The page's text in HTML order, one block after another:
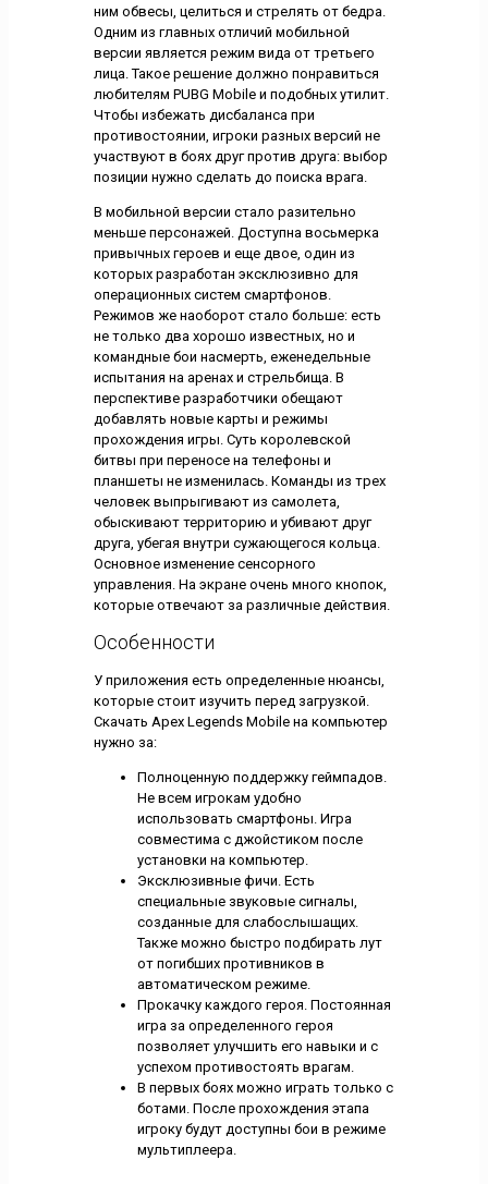
ним обвесы, целиться и стрелять от бедра.
Одним из главных отличий мобильной
версии является режим вида от третьего
лица. Такое решение должно понравиться
любителям PUBG Mobile и подобных утилит.
Чтобы избежать дисбаланса при
противостоянии, игроки разных версий не
участвуют в боях друг против друга: выбор
позиции нужно сделать до поиска врага.
В мобильной версии стало разительно
меньше персонажей. Доступна восьмерка
привычных героев и еще двое, один из
которых разработан эксклюзивно для
операционных систем смартфонов.
Режимов же наоборот стало больше: есть
не только два хорошо известных, но и
командные бои насмерть, еженедельные
испытания на аренах и стрельбища. В
перспективе разработчики обещают
добавлять новые карты и режимы
прохождения игры. Суть королевской
битвы при переносе на телефоны и
планшеты не изменилась. Команды из трех
человек выпрыгивают из самолета,
обыскивают территорию и убивают друг
друга, убегая внутри сужающегося кольца.
Основное изменение сенсорного
управления. На экране очень много кнопок,
которые отвечают за различные действия.
Особенности
У приложения есть определенные нюансы,
которые стоит изучить перед загрузкой.
Скачать Apex Legends Mobile на компьютер
нужно за:
Полноценную поддержку геймпадов.
Не всем игрокам удобно
использовать смартфоны. Игра
совместима с джойстиком после
установки на компьютер.
Эксклюзивные фичи. Есть
специальные звуковые сигналы,
созданные для слабослышащих.
Также можно быстро подбирать лут
от погибших противников в
автоматическом режиме.
Прокачку каждого героя. Постоянная
игра за определенного героя
позволяет улучшить его навыки и с
успехом противостоять врагам.
В первых боях можно играть только с
ботами. После прохождения этапа
игроку будут доступны бои в режиме
мультиплеера.